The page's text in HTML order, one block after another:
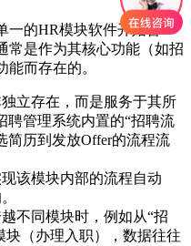
一的HR模块软件开始普
常是作为其核心功能（如招
而存在的。
独立存在，而是服务于其所
聘管理系统内置的“招聘流
简历到发放Offer的流程流
现该模块内部的流程自动
越不同模块时，例如从“招
块（办理入职），数据往往